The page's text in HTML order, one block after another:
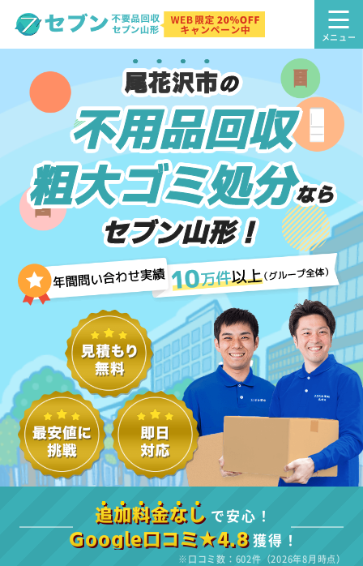
尾花沢市の
不用品回収
粗大ゴミ処分なら
セブン山形！
追加料金なし で安心！
Google口コミ★4.8 獲得！
※口コミ数：602件（2026年8月時点）